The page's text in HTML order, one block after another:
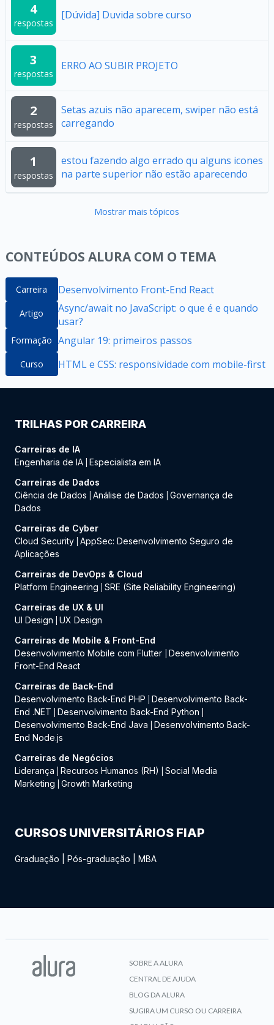
4
respostas
[Dúvida] Duvida sobre curso
3
respostas
ERRO AO SUBIR PROJETO
2
respostas
Setas azuis não aparecem, swiper não está
carregando
1
respostas
estou fazendo algo errado qu alguns icones
na parte superior não estão aparecendo
Mostrar mais tópicos
CONTEÚDOS ALURA COM O TEMA
Carreira Desenvolvimento Front-End React
Artigo
Async/await no JavaScript: o que é e quando
usar?
Formação Angular 19: primeiros passos
Curso HTML e CSS: responsividade com mobile-first
TRILHAS POR CARREIRA
Carreiras de IA
Engenharia de IA Especialista em IA
Carreiras de Dados
Ciência de Dados
Análise de Dados
Governança de
Dados
Carreiras de Cyber
Cloud Security AppSec: Desenvolvimento Seguro de
Aplicações
Carreiras de DevOps & Cloud
Platform Engineering
SRE (Site Reliability Engineering)
Carreiras de UX & UI
UI Design
UX Design
Carreiras de Mobile & Front-End
Desenvolvimento Mobile com Flutter
Desenvolvimento
Front-End React
Carreiras de Back-End
Desenvolvimento Back-End PHP
Desenvolvimento Back-
End .NET
Desenvolvimento Back-End Python
Desenvolvimento Back-End Java
Desenvolvimento Back-
End Node.js
Carreiras de Negócios
Liderança
Recursos Humanos (RH)
Social Media
Marketing
Growth Marketing
CURSOS UNIVERSITÁRIOS FIAP
Graduação Pós-graduação MBA
SOBRE A ALURA
CENTRAL DE AJUDA
BLOG DA ALURA
SUGIRA UM CURSO OU CARREIRA